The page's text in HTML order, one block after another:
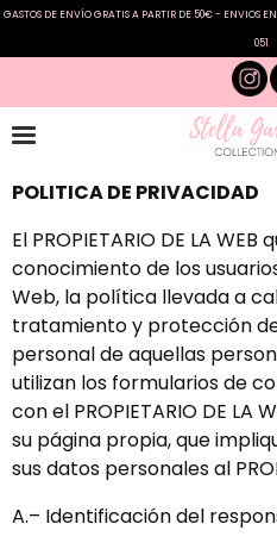
GASTOS DE ENVÍO GRATIS A PARTIR DE 50€ - ENVIOS
051
POLITICA DE PRIVACIDAD
El PROPIETARIO DE LA
conocimiento de los
Web, la política llevada a
tratamiento y protección
personal de aquellas
utilizan los formularios de
con el PROPIETARIO DE LA
su página propia, que
sus datos personales al
A.– Identificación del